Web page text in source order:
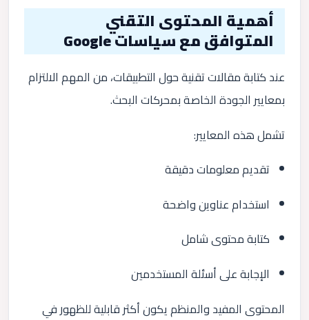
أهمية المحتوى التقني
المتوافق مع سياسات Google
عند كتابة مقالات تقنية حول التطبيقات، من المهم الالتزام
بمعايير الجودة الخاصة بمحركات البحث.
تشمل هذه المعايير:
تقديم معلومات دقيقة
استخدام عناوين واضحة
كتابة محتوى شامل
الإجابة على أسئلة المستخدمين
المحتوى المفيد والمنظم يكون أكثر قابلية للظهور في